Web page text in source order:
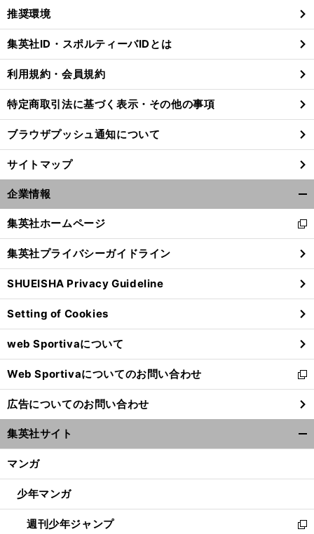
閉
る
推奨環境
集英社ID・スポルティーバIDとは
利用規約・会員規約
特定商取引法に基づく表示・その他の事項
ブラウザプッシュ通知について
サイトマップ
企業情報
閉
る
集英社ホームページ
新
し
い
ウ
ィ
ン
ド
ウ
で
開
く
集英社プライバシーガイドライン
SHUEISHA Privacy Guideline
Setting of Cookies
web Sportivaについて
Web Sportivaについてのお問い合わせ
新
し
い
ウ
ィ
ン
ウ
開
く
広告についてのお問い合わせ
集英社サイト
マンガ
少年マンガ
週刊少年ジャンプ
新